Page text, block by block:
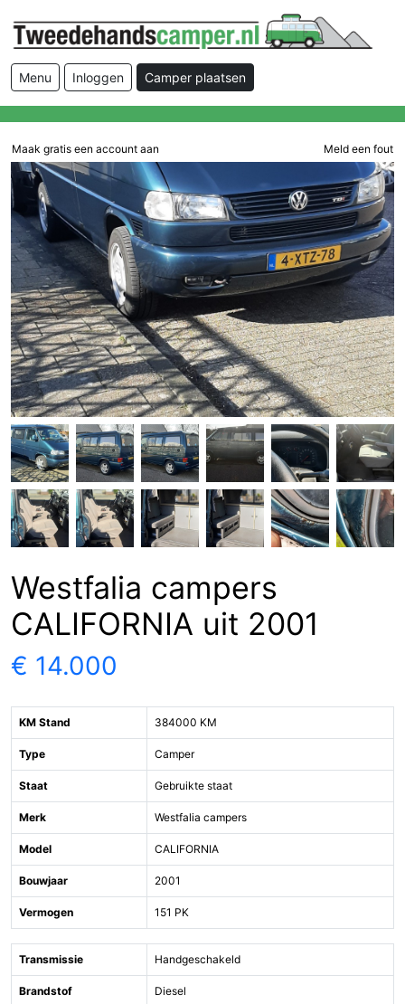
Menu Inloggen Camper plaatsen
Maak gratis een account aan Meld een fout
Westfalia campers
CALIFORNIA uit 2001
€ 14.000
KM Stand 384000 KM
Type Camper
Staat Gebruikte staat
Merk Westfalia campers
Model CALIFORNIA
Bouwjaar 2001
Vermogen 151 PK
Transmissie Handgeschakeld
Brandstof Diesel